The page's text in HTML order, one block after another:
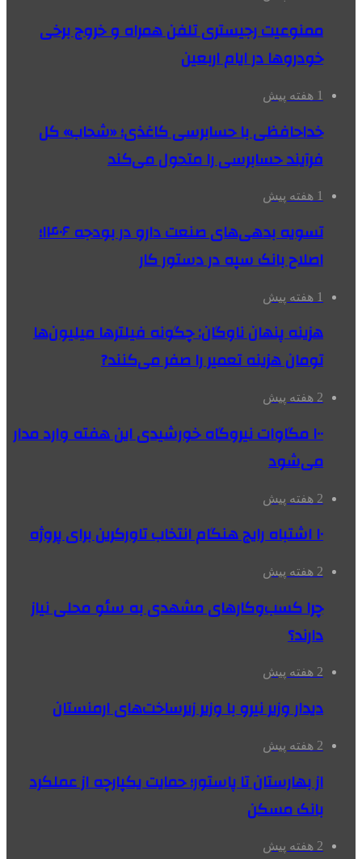
ممنوعیت رجیستری تلفن همراه و خروج برخی
خودروها در ایام اربعین
1 هفته پیش
خداحافظی با حسابرسی کاغذی؛ «شحاب» کل
فرآیند حسابرسی را متحول می‌کند
1 هفته پیش
تسویه بدهی‌های صنعت دارو در بودجه ۱۴۰۶؛
اصلاح بانک سپه در دستور کار
1 هفته پیش
هزینه پنهان ناوگان: چگونه فیلترها میلیون‌ها
تومان هزینه تعمیر را صفر می‌کنند?
2 هفته پیش
۱۰۰ مگاوات نیروگاه‌ خورشیدی این هفته وارد مدار
می‌شود
2 هفته پیش
۱۰ اشتباه رایج هنگام انتخاب تاورکرین برای پروژه
2 هفته پیش
چرا کسب‌وکارهای مشهدی به سئو محلی نیاز
دارند؟
2 هفته پیش
دیدار وزیر نیرو با وزیر زیرساخت‌های ارمنستان
2 هفته پیش
از بهارستان تا پاستور؛ حمایت یکپارچه از عملکرد
بانک مسکن
2 هفته پیش